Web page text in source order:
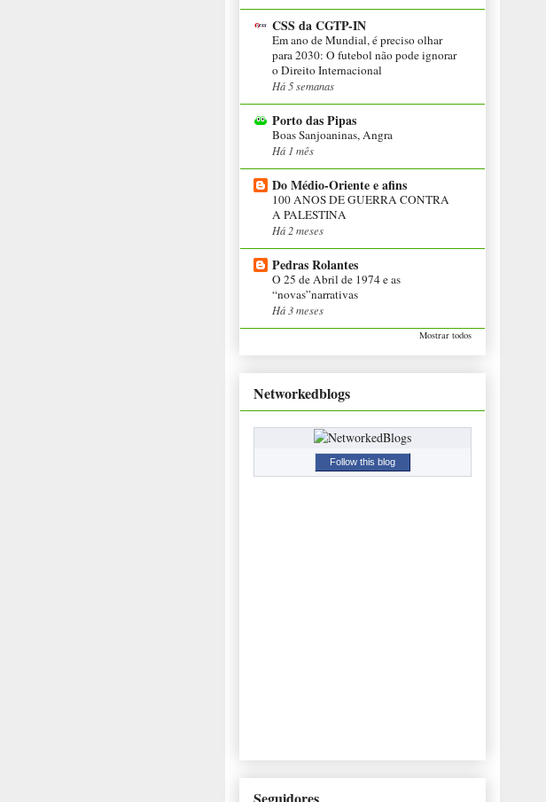
CSS da CGTP-IN
Em ano de Mundial, é preciso olhar
para 2030: O futebol não pode ignorar
o Direito Internacional
Há 5 semanas
Porto das Pipas
Boas Sanjoaninas, Angra
Há 1 mês
Do Médio-Oriente e afins
100 ANOS DE GUERRA CONTRA
A PALESTINA
Há 2 meses
Pedras Rolantes
O 25 de Abril de 1974 e as
“novas”narrativas
Há 3 meses
Mostrar todos
Networkedblogs
Follow this blog
Seguidores